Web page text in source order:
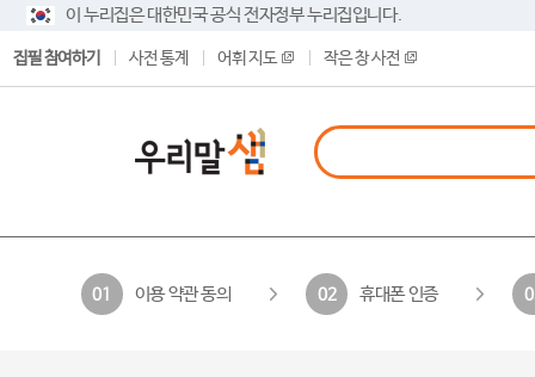
이 누리집은 대한민국 공식 전자정부 누리집입니다.
집필 참여하기 사전 통계 어휘 지도 작은 창 사전
01 이용 약관 동의 02 휴대폰 인증